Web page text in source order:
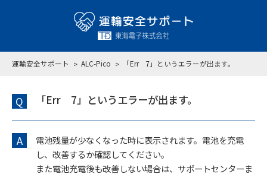
運輸安全サポート ALC-Pico 「Err 7」というエラーが出ます。
Q 「Err 7」というエラーが出ます。
A
電池残量が少なくなった時に表示されます。電池を充電
し、改善するか確認してください。
また電池充電後も改善しない場合は、サポートセンターま